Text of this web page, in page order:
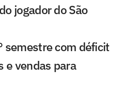
jogador do São
semestre com déficit
e vendas para